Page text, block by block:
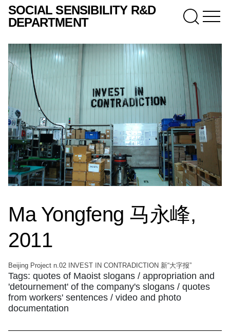
SOCIAL SENSIBILITY R&D
DEPARTMENT
Ma Yongfeng 马永峰,
2011
Beijing Project n.02 INVEST IN CONTRADICTION 新“大字报”
Tags: quotes of Maoist slogans / appropriation and
'detournement' of the company's slogans / quotes
from workers' sentences / video and photo
documentation